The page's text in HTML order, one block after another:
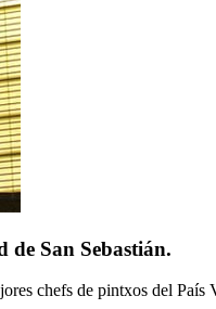
de San Sebastián.
chefs de pintxos del País